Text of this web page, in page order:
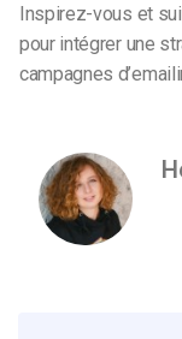
Inspirez-vous et
pour intégrer une
campagnes